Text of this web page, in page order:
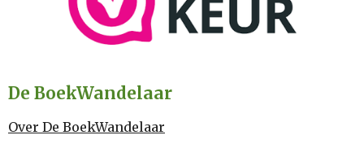
De BoekWandelaar
Over De BoekWandelaar